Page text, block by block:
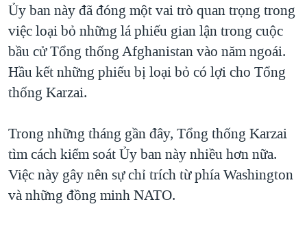
Ủy ban này đã đóng một vai trò quan trọng trong
việc loại bỏ những lá phiếu gian lận trong cuộc
bầu cử Tổng thống Afghanistan vào năm ngoái.
Hầu kết những phiếu bị loại bỏ có lợi cho Tổng
thống Karzai.
Trong những tháng gần đây, Tổng thống Karzai
tìm cách kiểm soát Ủy ban này nhiều hơn nữa.
Việc này gây nên sự chỉ trích từ phía Washington
và những đồng minh NATO.